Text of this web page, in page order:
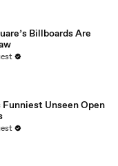
Billboards Are
Funniest Unseen Open